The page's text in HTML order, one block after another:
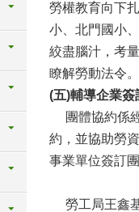
勞權教育向下
小、北門國小
絞盡腦汁，考
瞭解勞動法令
(五)輔導企業簽
團體協約係經
約，並協助勞
事業單位簽訂
勞工局王鑫基